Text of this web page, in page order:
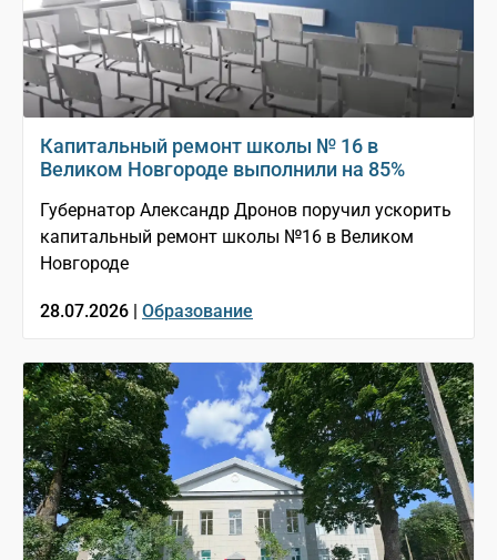
Капитальный ремонт школы № 16 в
Великом Новгороде выполнили на 85%
Губернатор Александр Дронов поручил ускорить
капитальный ремонт школы №16 в Великом
Новгороде
28.07.2026 | Образование